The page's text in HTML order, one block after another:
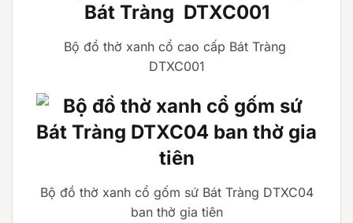
Bộ đồ thờ xanh cổ cao cấp Bát Tràng
DTXC001
Bộ đồ thờ xanh cổ gốm sứ Bát Tràng DTXC04
ban thờ gia tiên